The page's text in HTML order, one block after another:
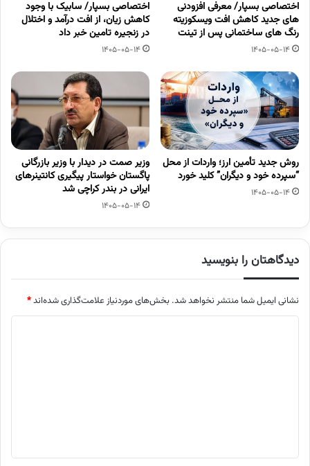
اختصاصی بسپار/ معرفی افزودنی
های جدید کاهش افت ویسکوزیته
رنگ های ساختمانی پس از تینت
1405-05-14
اختصاصی بسپار/ سابیک با وجود
کاهش زیان، از افت درآمد و اختلال
در زنجیره تامین خبر داد
1405-05-14
روش جدید تأمین ارز؛ واردات از محل
“سپرده خود و دیگران” کلید خورد
1405-05-14
وزیر صمت در دیدار با وزیر بازرگانی
پاگستان خواستار پیگیری کانتینرهای
ایرانی در بندر کراچی شد
1405-05-14
دیدگاهتان را بنویسید
نشانی ایمیل شما منتشر نخواهد شد. بخش‌های موردنیاز علامت‌گذاری شده‌اند*